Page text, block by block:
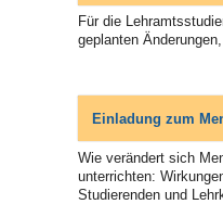
Für die
geplanten
Einladung zum
Wie verändert sich
unterrichten:
Studierenden und